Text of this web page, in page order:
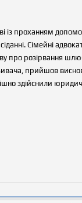
із проханням
Сімейні
про розірвання
прийшов
здійснили